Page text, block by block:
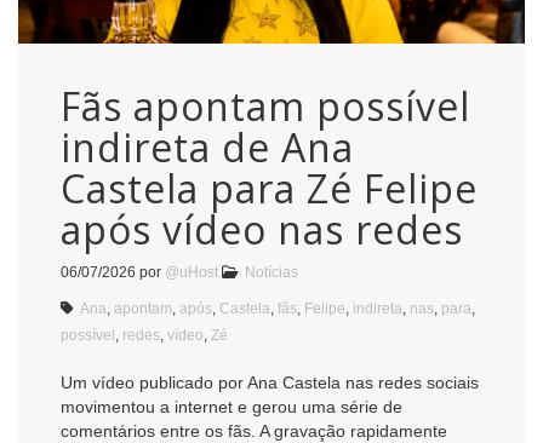
Fãs apontam possível
indireta de Ana
Castela para Zé Felipe
após vídeo nas redes
06/07/2026 por @uHost Notícias
Ana, apontam, após, Castela, fãs, Felipe, indireta, nas, para,
possível , redes, vídeo, Zé
Um vídeo publicado por Ana Castela nas redes sociais
movimentou a internet e gerou uma série de
comentários entre os fãs. A gravação rapidamente